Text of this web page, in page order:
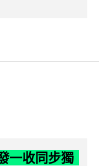
一收同步獨